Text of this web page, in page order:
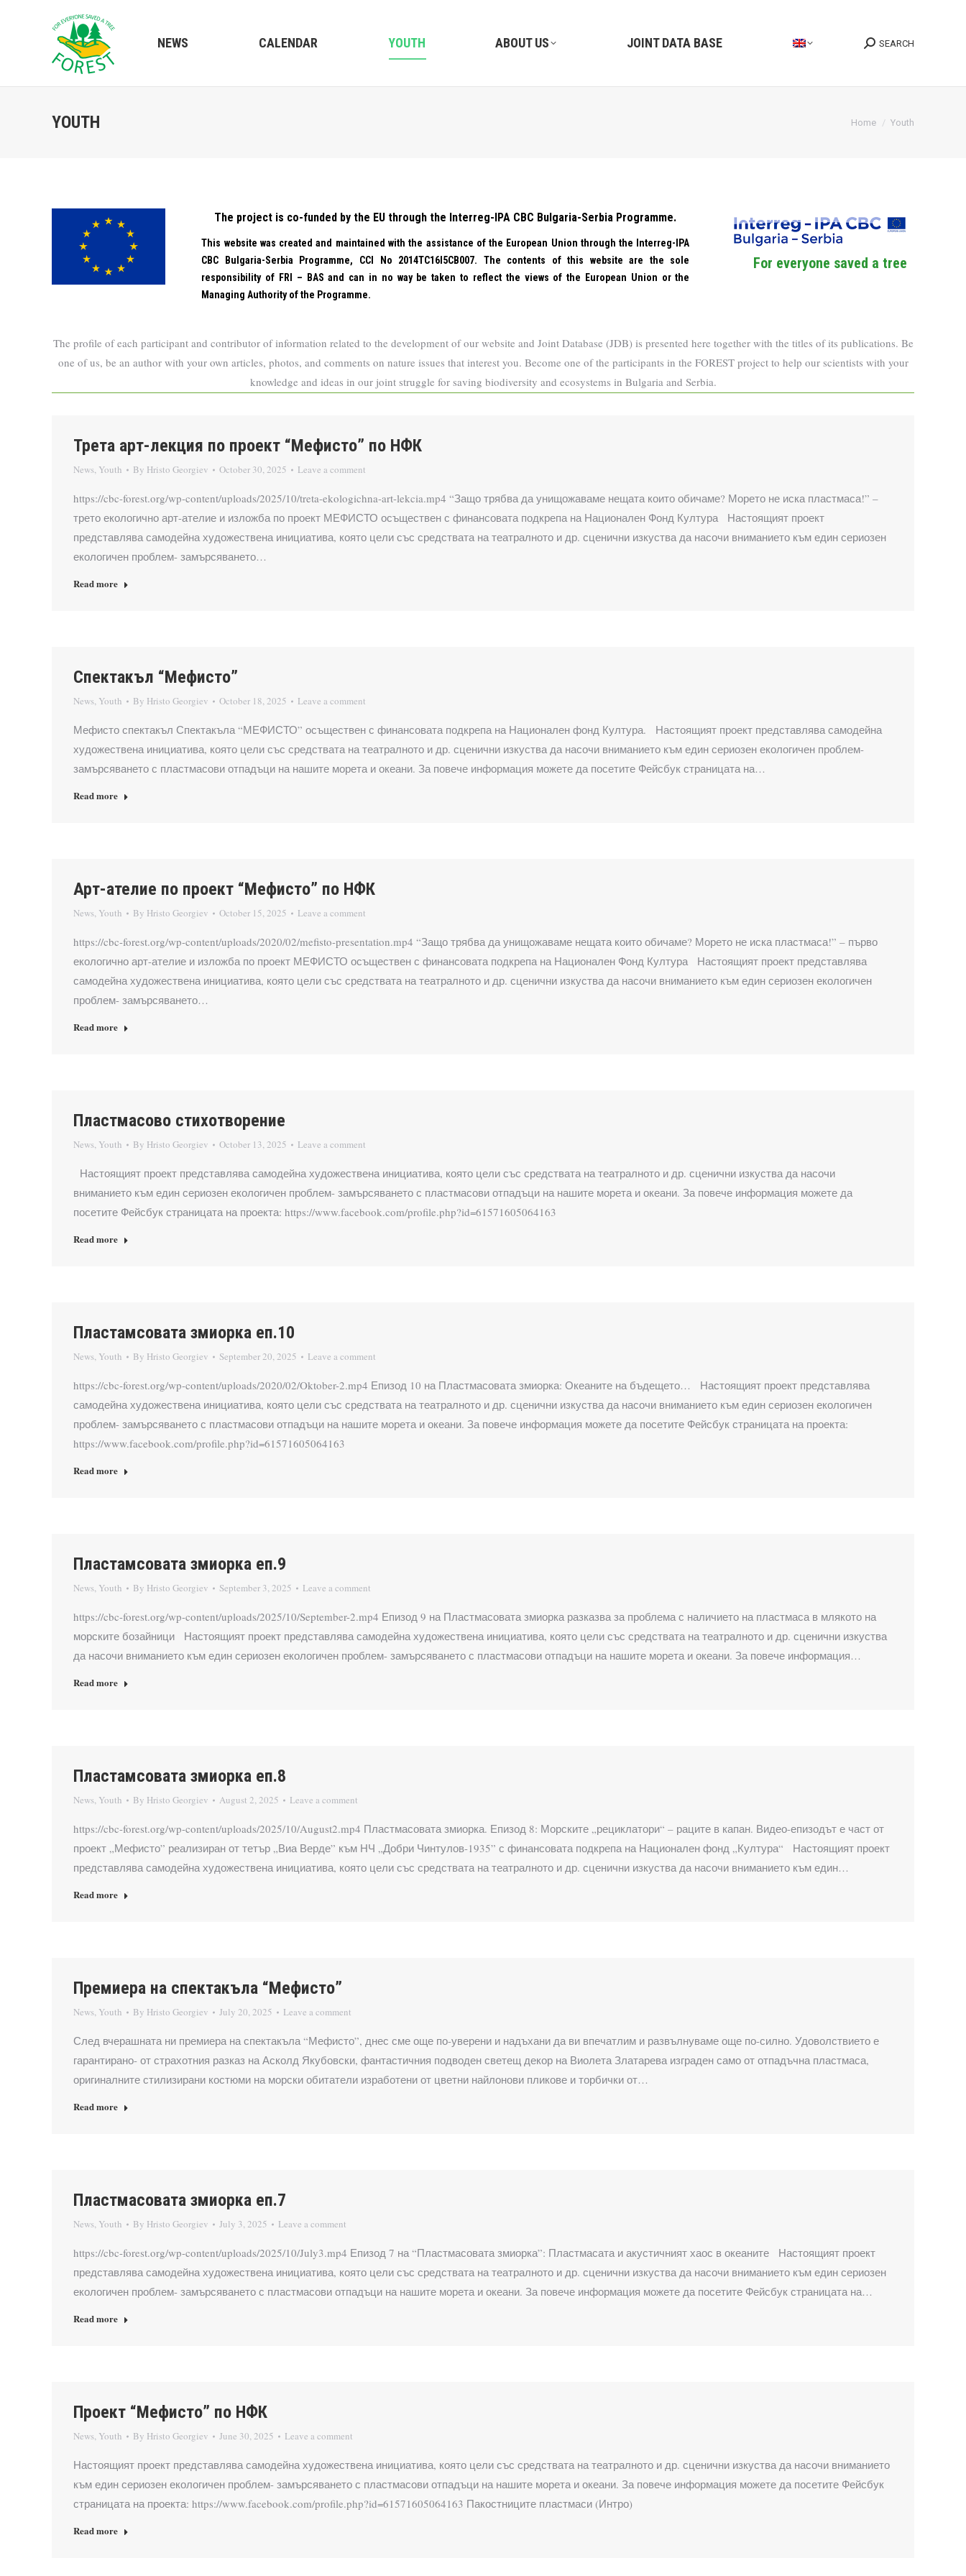
NEWS CALENDAR YOUTH ABOUT US JOINT DATA BASE Search:SEARCH
YOUTH You are here:
Home Youth
The project is co-funded by the EU through the Interreg-IPA CBC Bulgaria-Serbia Programme.
This website was created and maintained with the assistance of the European Union through the Interreg-IPA
CBC Bulgaria-Serbia Programme, CCI No 2014TC16I5CB007. The contents of this website are the sole
responsibility of FRI – BAS and can in no way be taken to reflect the views of the European Union or the
Managing Authority of the Programme.
For everyone saved a tree
The profile of each participant and contributor of information related to the development of our website and Joint Database (JDB) is presented here together with the titles of its publications. Be
one of us, be an author with your own articles, photos, and comments on nature issues that interest you. Become one of the participants in the FOREST project to help our scientists with your
knowledge and ideas in our joint struggle for saving biodiversity and ecosystems in Bulgaria and Serbia.
Трета арт-лекция по проект “Мефисто” по НФК
News, Youth By Hristo Georgiev October 30, 2025 Leave a comment
https://cbc-forest.org/wp-content/uploads/2025/10/treta-ekologichna-art-lekcia.mp4 “Защо трябва да унищожаваме нещата които обичаме? Морето не иска пластмаса!” –
трето екологично арт-ателие и изложба по проект МЕФИСТО осъществен с финансовата подкрепа на Национален Фонд Култура Настоящият проект
представлява самодейна художествена инициатива, която цели със средствата на театралното и др. сценични изкуства да насочи вниманието към един сериозен
екологичен проблем- замърсяването…
Read more
Спектакъл “Мефисто”
News, Youth By Hristo Georgiev October 18, 2025 Leave a comment
Мефисто спектакъл Спектакъла “МЕФИСТО” осъществен с финансовата подкрепа на Национален фонд Култура. Настоящият проект представлява самодейна
художествена инициатива, която цели със средствата на театралното и др. сценични изкуства да насочи вниманието към един сериозен екологичен проблем-
замърсяването с пластмасови отпадъци на нашите морета и океани. За повече информация можете да посетите Фейсбук страницата на…
Read more
Арт-ателие по проект “Мефисто” по НФК
News, Youth By Hristo Georgiev October 15, 2025 Leave a comment
https://cbc-forest.org/wp-content/uploads/2020/02/mefisto-presentation.mp4 “Защо трябва да унищожаваме нещата които обичаме? Морето не иска пластмаса!” – първо
екологично арт-ателие и изложба по проект МЕФИСТО осъществен с финансовата подкрепа на Национален Фонд Култура Настоящият проект представлява
самодейна художествена инициатива, която цели със средствата на театралното и др. сценични изкуства да насочи вниманието към един сериозен екологичен
проблем- замърсяването…
Read more
Пластмасово стихотворение
News, Youth By Hristo Georgiev October 13, 2025 Leave a comment
Настоящият проект представлява самодейна художествена инициатива, която цели със средствата на театралното и др. сценични изкуства да насочи
вниманието към един сериозен екологичен проблем- замърсяването с пластмасови отпадъци на нашите морета и океани. За повече информация можете да
посетите Фейсбук страницата на проекта: https://www.facebook.com/profile.php?id=61571605064163
Read more
Пластамсовата змиорка еп.10
News, Youth By Hristo Georgiev September 20, 2025 Leave a comment
https://cbc-forest.org/wp-content/uploads/2020/02/Oktober-2.mp4 Епизод 10 на Пластмасовата змиорка: Океаните на бъдещето… Настоящият проект представлява
самодейна художествена инициатива, която цели със средствата на театралното и др. сценични изкуства да насочи вниманието към един сериозен екологичен
проблем- замърсяването с пластмасови отпадъци на нашите морета и океани. За повече информация можете да посетите Фейсбук страницата на проекта:
https://www.facebook.com/profile.php?id=61571605064163
Read more
Пластамсовата змиорка еп.9
News, Youth By Hristo Georgiev September 3, 2025 Leave a comment
https://cbc-forest.org/wp-content/uploads/2025/10/September-2.mp4 Епизод 9 на Пластмасовата змиорка разказва за проблема с наличието на пластмаса в млякото на
морските бозайници Настоящият проект представлява самодейна художествена инициатива, която цели със средствата на театралното и др. сценични изкуства
да насочи вниманието към един сериозен екологичен проблем- замърсяването с пластмасови отпадъци на нашите морета и океани. За повече информация…
Read more
Пластамсовата змиорка еп.8
News, Youth By Hristo Georgiev August 2, 2025 Leave a comment
https://cbc-forest.org/wp-content/uploads/2025/10/August2.mp4 Пластмасовата змиорка. Епизод 8: Морските „рециклатори“ – раците в капан. Видео-епизодът е част от
проект „Мефисто” реализиран от тетър „Виа Верде” към НЧ „Добри Чинтулов-1935” с финансовата подкрепа на Национален фонд „Култура“ Настоящият проект
представлява самодейна художествена инициатива, която цели със средствата на театралното и др. сценични изкуства да насочи вниманието към един…
Read more
Премиера на спектакъла “Мефисто”
News, Youth By Hristo Georgiev July 20, 2025 Leave a comment
След вчерашната ни премиера на спектакъла “Мефисто”, днес сме още по-уверени и надъхани да ви впечатлим и развълнуваме още по-силно. Удоволствието е
гарантирано- от страхотния разказ на Асколд Якубовски, фантастичния подводен светещ декор на Виолета Златарева изграден само от отпадъчна пластмаса,
оригиналните стилизирани костюми на морски обитатели изработени от цветни найлонови пликове и торбички от…
Read more
Пластмасовата змиорка еп.7
News, Youth By Hristo Georgiev July 3, 2025 Leave a comment
https://cbc-forest.org/wp-content/uploads/2025/10/July3.mp4 Епизод 7 на “Пластмасовата змиорка”: Пластмасата и акустичният хаос в океаните Настоящият проект
представлява самодейна художествена инициатива, която цели със средствата на театралното и др. сценични изкуства да насочи вниманието към един сериозен
екологичен проблем- замърсяването с пластмасови отпадъци на нашите морета и океани. За повече информация можете да посетите Фейсбук страницата на…
Read more
Проект “Мефисто” по НФК
News, Youth By Hristo Georgiev June 30, 2025 Leave a comment
Настоящият проект представлява самодейна художествена инициатива, която цели със средствата на театралното и др. сценични изкуства да насочи вниманието
към един сериозен екологичен проблем- замърсяването с пластмасови отпадъци на нашите морета и океани. За повече информация можете да посетите Фейсбук
страницата на проекта: https://www.facebook.com/profile.php?id=61571605064163 Пакостниците пластмаси (Интро)
Read more